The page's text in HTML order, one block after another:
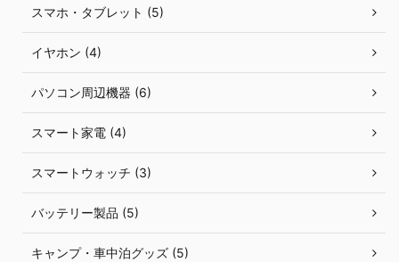
スマホ・タブレット (5)
イヤホン (4)
パソコン周辺機器 (6)
スマート家電 (4)
スマートウォッチ (3)
バッテリー製品 (5)
キャンプ・車中泊グッズ (5)